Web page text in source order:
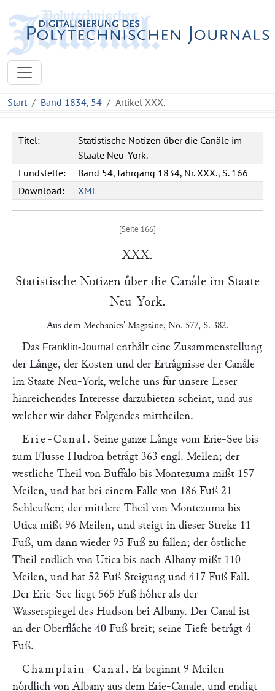
Start Band 1834, 54 Artikel XXX.
Titel:
Statistische Notizen über die Canäle im
Staate Neu-York.
Fundstelle:
Band 54, Jahrgang 1834, Nr. XXX., S. 166
Download:
XML
XXX.
Statistische Notizen uͤber die Canaͤle im Staate
Neu-York.
Aus dem Mechanics' Magazine, No. 577, S. 382.
Das Franklin-Journal enthaͤlt eine Zusammenstellung
der Laͤnge, der Kosten und der Ertraͤgnisse der Canaͤle
im Staate Neu-York, welche uns fuͤr unsere Leser
hinreichendes Interesse darzubieten scheint, und aus
welcher wir daher Folgendes mittheilen.
Erie-Canal . Seine ganze Laͤnge vom Erie-See bis
zum Flusse Hudron betraͤgt 363 engl. Meilen; der
westliche Theil von Buffalo bis Montezuma mißt 157
Meilen, und hat bei einem Falle von 186 Fuß 21
Schleußen; der mittlere Theil von Montezuma bis
Utica mißt 96 Meilen, und steigt in dieser Streke 11
Fuß, um dann wieder 95 Fuß zu fallen; der oͤstliche
Theil endlich von Utica bis nach Albany mißt 110
Meilen, und hat 52 Fuß Steigung und 417 Fuß Fall.
Der Erie-See liegt 565 Fuß hoͤher als der
Wasserspiegel des Hudson bei Albany. Der Canal ist
an der Oberflaͤche 40 Fuß breit; seine Tiefe betraͤgt 4
Fuß.
Champlain-Canal . Er beginnt 9 Meilen
noͤrdlich von Albany aus dem Erie-Canale, und endigt